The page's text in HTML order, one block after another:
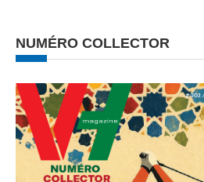
NUMÉRO COLLECTOR